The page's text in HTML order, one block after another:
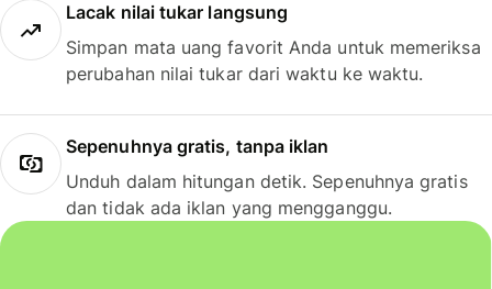
Lacak nilai tukar langsung
Simpan mata uang favorit Anda untuk memeriksa
perubahan nilai tukar dari waktu ke waktu.
Sepenuhnya gratis, tanpa iklan
Unduh dalam hitungan detik. Sepenuhnya gratis
dan tidak ada iklan yang mengganggu.